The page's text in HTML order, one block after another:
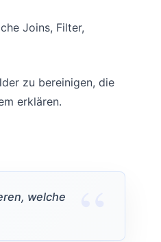
Joins, Filter,
zu bereinigen, die
erklären.
welche